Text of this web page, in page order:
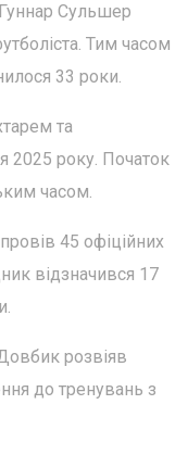
Сульшер
Тим часом
33 роки.
та
2025 року. Початок
часом.
45 офіційних
відзначився 17
розвіяв
до тренувань з